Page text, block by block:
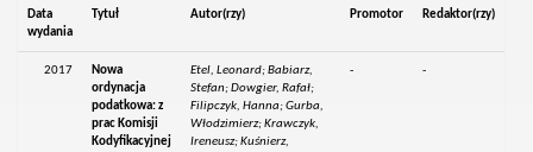
Data
wydania
Tytuł Autor(rzy) Promotor Redaktor(rzy)
2017
Nowa
ordynacja
podatkowa: z
prac Komisji
Kodyfikacyjnej
Etel, Leonard; Babiarz,
Stefan; Dowgier, Rafał;
Filipczyk, Hanna; Gurba,
Włodzimierz; Krawczyk,
Ireneusz; Kuśnierz,
- -